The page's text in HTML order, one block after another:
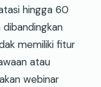
hingga 60
memiliki fitur
atau
webinar